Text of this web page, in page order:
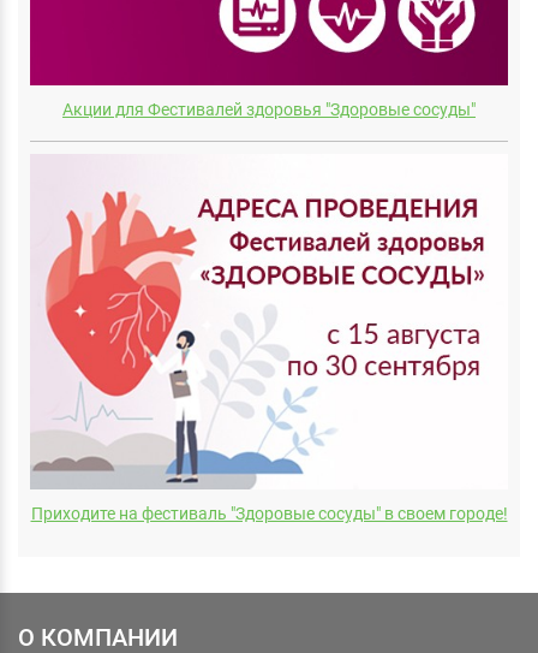
Акции для Фестивалей здоровья "Здоровые сосуды"
Приходите на фестиваль "Здоровые сосуды" в своем городе!
О КОМПАНИИ